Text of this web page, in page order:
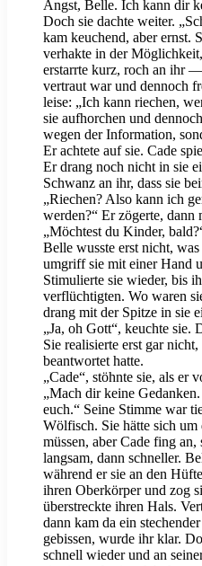
Angst, Belle. Ich kann dir
Doch sie dachte weiter.
kam keuchend, aber ernst.
verhakte in der
erstarrte kurz, roch an ihr
vertraut war und dennoch
leise: „Ich kann riechen,
sie aufhorchen und
wegen der Information,
Er achtete auf sie. Cade
Er drang noch nicht in sie
Schwanz an ihr, dass sie
„Riechen? Also kann ich
werden?“ Er zögerte, dann
„Möchtest du Kinder,
Belle wusste erst nicht,
umgriff sie mit einer Hand
Stimulierte sie wieder, bis
verflüchtigten. Wo waren
drang mit der Spitze in sie
„Ja, oh Gott“, keuchte sie.
Sie realisierte erst gar
beantwortet hatte.
„Cade“, stöhnte sie, als er
„Mach dir keine
euch.“ Seine Stimme war
Wölfisch. Sie hätte sich um
müssen, aber Cade fing
langsam, dann schneller.
während er sie an den
ihren Oberkörper und zog
überstreckte ihren Hals.
dann kam da ein
gebissen, wurde ihr klar.
schnell wieder und an